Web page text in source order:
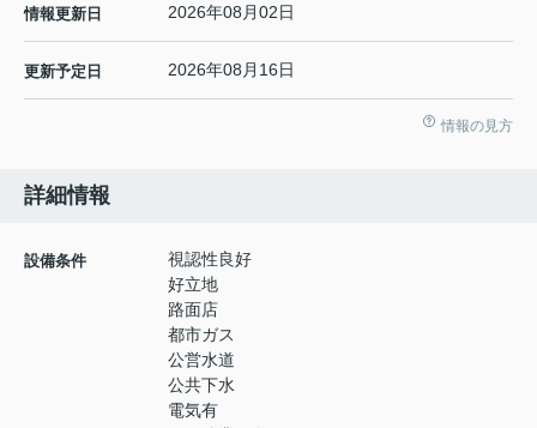
情報更新日 2026年08月02日
更新予定日 2026年08月16日
情報の見方
詳細情報
設備条件
視認性良好
好立地
路面店
都市ガス
公営水道
公共下水
電気有